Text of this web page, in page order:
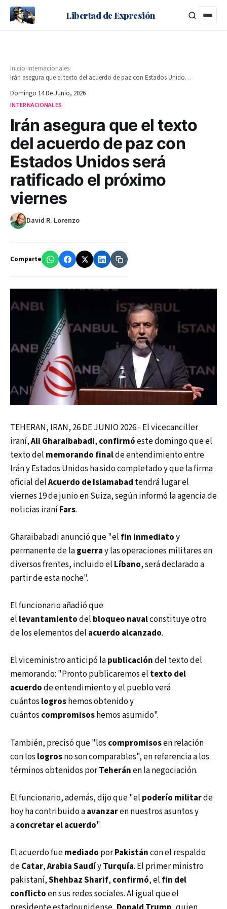
Libertad de Expresión
Inicio›Internacionales›
Irán asegura que el texto del acuerdo de paz con Estados Unidos será ratificado el próximo viernes
Domingo 14 De Junio, 2026
INTERNACIONALES
Irán asegura que el texto
del acuerdo de paz con
Estados Unidos será
ratificado el próximo
viernes
David R. Lorenzo
Comparte
TEHERAN, IRAN, 26 DE JUNIO 2026.- El vicecanciller
iraní,Ali Gharaibabadi, confirmóeste domingo que el
texto del memorando finalde entendimiento entre
Irán y Estados Unidos ha sido completado y que la firma
oficial delAcuerdo de Islamabad tendrá lugar el
viernes 19 de junio en Suiza, según informó la agencia de
noticias iraníFars.
Gharaibabadi anunció que "el fin inmediatoy
permanente de laguerray las operaciones militares en
diversos frentes, incluido el Líbano, será declarado a
partir de esta noche".
El funcionario añadió que
el levantamientodel bloqueo navalconstituye otro
de los elementos del acuerdo alcanzado.
El viceministro anticipó lapublicacióndel texto del
memorando: "Pronto publicaremos el texto del
acuerdode entendimiento y el pueblo verá
cuántos logroshemos obtenido y
cuántos compromisoshemos asumido".
También, precisó que "los compromisosen relación
con los logrosno son comparables", en referencia a los
términos obtenidos porTeheránen la negociación.
El funcionario, además, dijo que "el poderío militarde
hoy ha contribuido aavanzaren nuestros asuntos y
aconcretar el acuerdo".
El acuerdo fuemediado porPakistáncon el respaldo
deCatar,Arabia SaudíyTurquía. El primer ministro
pakistaní,Shehbaz Sharif, confirmó, el fin del
conflictoen sus redes sociales. Al igual que el